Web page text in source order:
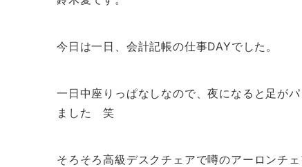
今日は一日、会計記帳の仕事DAYでした。
一日中座りっぱなしなので、夜になると足が
ました 笑
そろそろ高級デスクチェアで噂のアーロンチ